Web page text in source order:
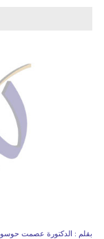
بقلم : الدكتورة عصمت حوسو